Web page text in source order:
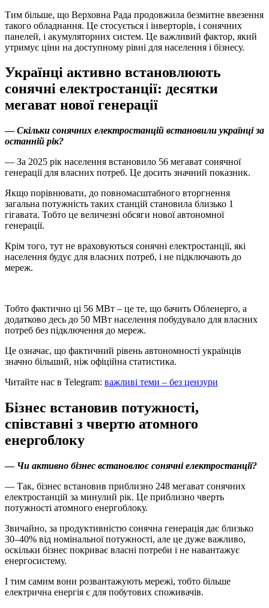
Тим більше, що Верховна Рада продовжила безмитне ввезення
такого обладнання. Це стосується і інверторів, і сонячних
панелей, і акумуляторних систем. Це важливий фактор, який
утримує ціни на доступному рівні для населення і бізнесу.
Українці активно встановлюють
сонячні електростанції: десятки
мегават нової генерації
—Скільки сонячних електростанцій встановили українці за
останній рік?
— За 2025 рік населення встановило 56 мегават сонячної
генерації для власних потреб. Це досить значний показник.
Якщо порівнювати, до повномасштабного вторгнення
загальна потужність таких станцій становила близько 1
гігавата. Тобто це величезні обсяги нової автономної
генерації.
Крім того, тут не враховуються сонячні електростанції, які
населення будує для власних потреб, і не підключають до
мереж.
Тобто фактично ці 56 МВт – це те, що бачить Обленерго, а
додатково десь до 50 МВт населення побудувало для власних
потреб без підключення до мереж.
Це означає, що фактичний рівень автономності українців
значно більший, ніж офіційна статистика.
Читайте нас в Telegram: важливі теми – без цензури
Бізнес встановив потужності,
співставні з чвертю атомного
енергоблоку
— Чи активно бізнес встановлює сонячні електростанції?
— Так, бізнес встановив приблизно 248 мегават сонячних
електростанцій за минулий рік. Це приблизно чверть
потужності атомного енергоблоку.
Звичайно, за продуктивністю сонячна генерація дає близько
30–40% від номінальної потужності, але це дуже важливо,
оскільки бізнес покриває власні потреби і не навантажує
енергосистему.
І тим самим вони розвантажують мережі, тобто більше
електрична енергія є для побутових споживачів.